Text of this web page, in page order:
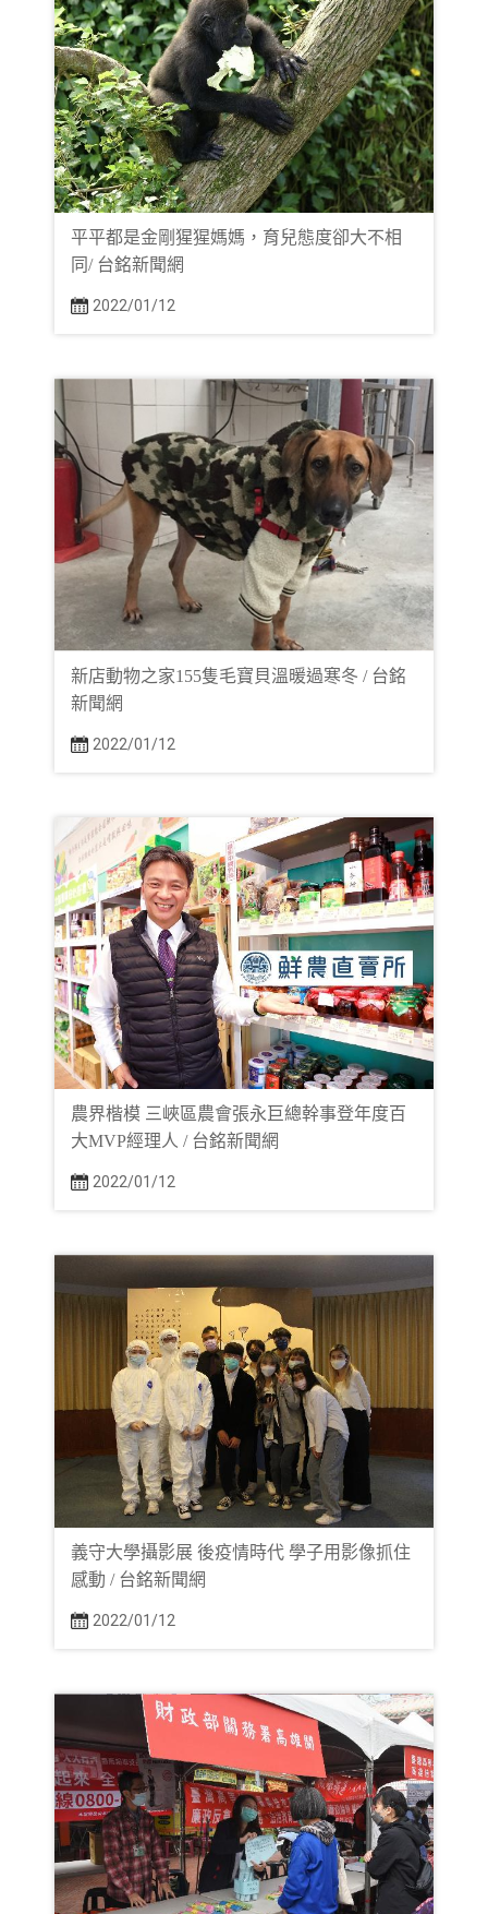
平平都是金剛猩猩媽媽，育兒態度卻大不相
同/ 台銘新聞網
2022/01/12
新店動物之家155隻毛寶貝溫暖過寒冬 / 台銘
新聞網
2022/01/12
農界楷模 三峽區農會張永巨總幹事登年度百
大MVP經理人 / 台銘新聞網
2022/01/12
義守大學攝影展 後疫情時代 學子用影像抓住
感動 / 台銘新聞網
2022/01/12